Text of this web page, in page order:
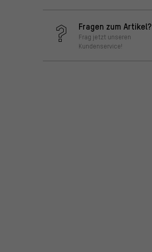
Fragen zum Artikel?
Frag jetzt unseren
Kundenservice!